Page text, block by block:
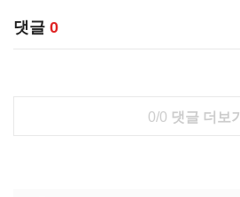
댓글 0
0/0 댓글 더보기